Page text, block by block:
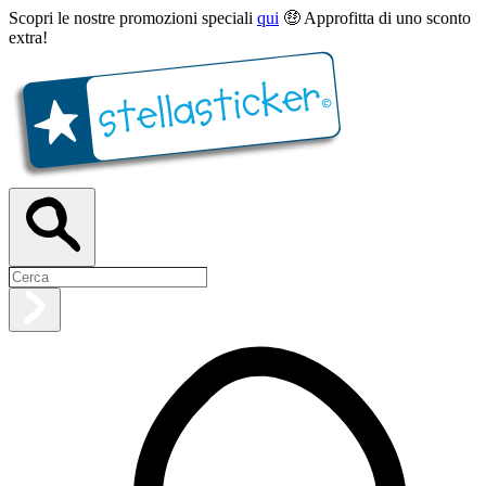
Scopri le nostre promozioni speciali qui 🤑 Approfitta di uno sconto
extra!